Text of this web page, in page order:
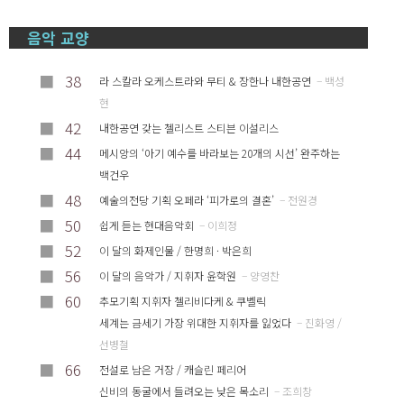
음악 교양
■ 38 라 스칼라 오케스트라와 무티 & 장한나 내한공연 – 백성
현
■ 42 내한공연 갖는 첼리스트 스티븐 이설리스
■ 44
메시앙의 ‘아기 예수를 바라보는 20개의 시선’ 완주하는
백건우
■ 48 예술의전당 기획 오페라 ‘피가로의 결혼’ – 전원경
■ 50 쉽게 듣는 현대음악회 – 이희정
■ 52 이 달의 화제인물 / 한명희 · 박은희
■ 56 이 달의 음악가 / 지휘자 윤학원 – 양영찬
■ 60
추모기획 지휘자 첼리비다케 & 쿠벨릭
세계는 금세기 가장 위대한 지휘자를 잃었다 – 진화영 /
선병철
■ 66
전설로 남은 거장 / 캐슬린 페리어
신비의 동굴에서 들려오는 낮은 목소리 – 조희창